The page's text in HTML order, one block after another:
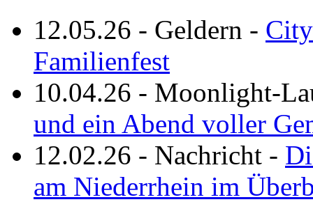
12.05.26 - Geldern -
Familienfest
10.04.26 - Moonlight-
und ein Abend voller
12.02.26 - Nachricht -
am Niederrhein im